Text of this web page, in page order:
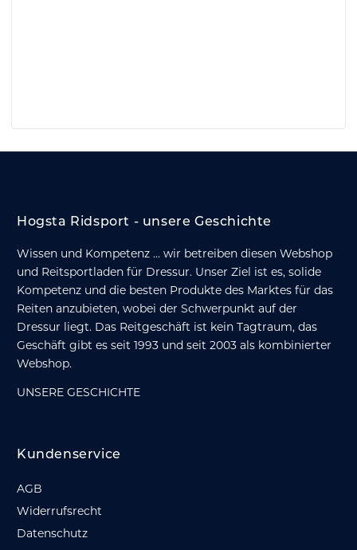
Hogsta Ridsport - unsere Geschichte
Wissen und Kompetenz ... wir betreiben diesen Webshop
und Reitsportladen für Dressur. Unser Ziel ist es, solide
Kompetenz und die besten Produkte des Marktes für das
Reiten anzubieten, wobei der Schwerpunkt auf der
Dressur liegt. Das Reitgeschäft ist kein Tagtraum, das
Geschäft gibt es seit 1993 und seit 2003 als kombinierter
Webshop.
UNSERE GESCHICHTE
Kundenservice
AGB
Widerrufsrecht
Datenschutz